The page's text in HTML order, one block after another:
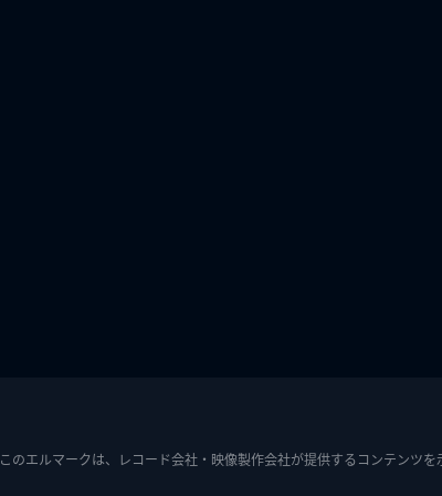
このエルマークは、レコード会社・映像製作会社が提供するコンテンツ